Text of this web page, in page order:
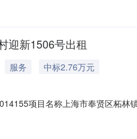
迎新1506号出租
服务
中标2.76万元
项目名称上海市奉贤区柘
联系地址（上海市云岭东路689